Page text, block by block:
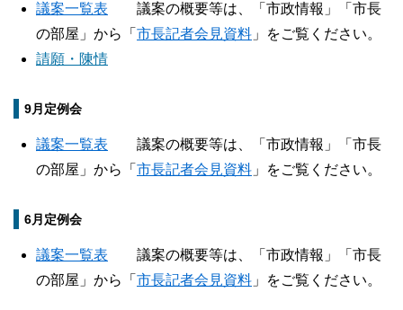
議案一覧表 議案の概要等は、「市政情報」「市長
の部屋」から「 市長記者会見資料 」をご覧ください。
請願・陳情
9月定例会
議案一覧表 議案の概要等は、「市政情報」「市長
の部屋」から「 市長記者会見資料 」をご覧ください。
6月定例会
議案一覧表 議案の概要等は、「市政情報」「市長
の部屋」から「 市長記者会見資料 」をご覧ください。